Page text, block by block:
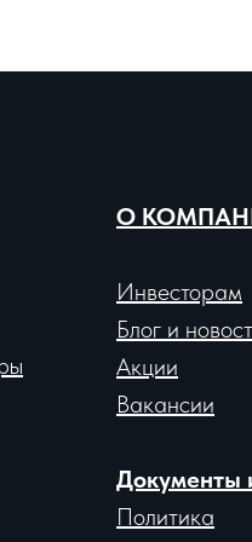
О
Инвесторам
Блог и
Акции
Вакансии
Документы
Политика